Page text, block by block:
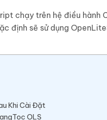
chạy trên hệ điều hành
định sẽ sử dụng
Khi Cài Đặt
OLS